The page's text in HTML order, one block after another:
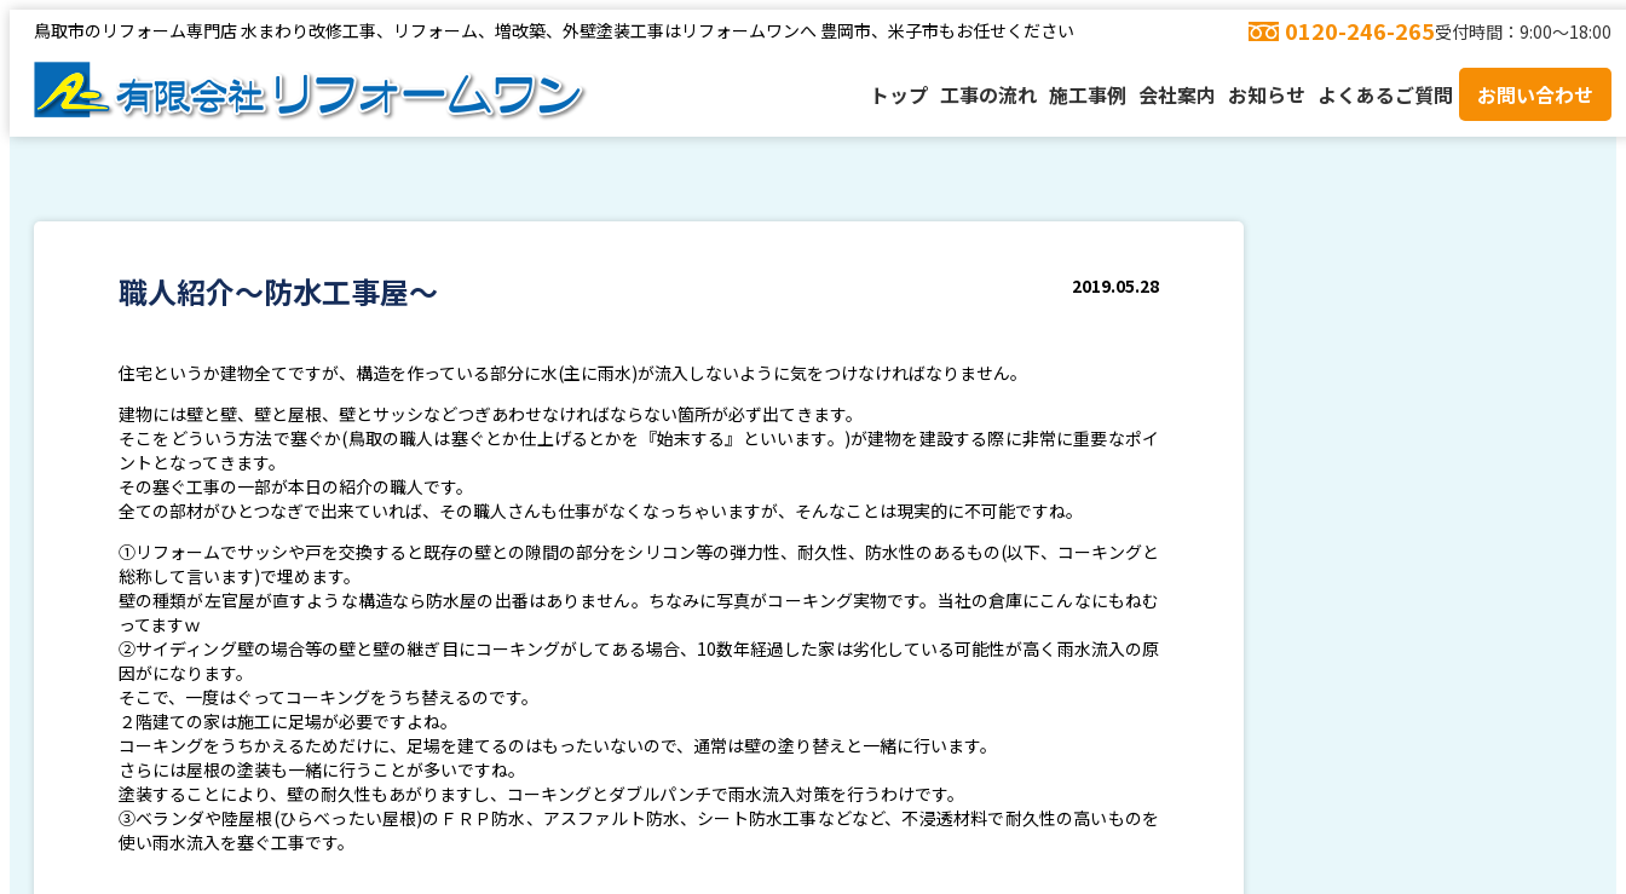
鳥取市のリフォーム専門店 水まわり改修工事、リフォーム、増改築、外壁塗装工事はリフォームワンへ 豊岡市、米子市もお任せください 0120-246-265受付時間：9:00～18:00
トップ 工事の流れ 施工事例 会社案内 お知らせ よくあるご質問 お問い合わせ
職人紹介～防水工事屋～ 2019.05.28
住宅というか建物全てですが、構造を作っている部分に水(主に雨水)が流入しないように気をつけなければなりません。
建物には壁と壁、壁と屋根、壁とサッシなどつぎあわせなければならない箇所が必ず出てきます。
そこをどういう方法で塞ぐか(鳥取の職人は塞ぐとか仕上げるとかを『始末する』といいます。)が建物を建設する際に非常に重要なポイ
ントとなってきます。
その塞ぐ工事の一部が本日の紹介の職人です。
全ての部材がひとつなぎで出来ていれば、その職人さんも仕事がなくなっちゃいますが、そんなことは現実的に不可能ですね。
①リフォームでサッシや戸を交換すると既存の壁との隙間の部分をシリコン等の弾力性、耐久性、防水性のあるもの(以下、コーキングと
総称して言います)で埋めます。
壁の種類が左官屋が直すような構造なら防水屋の出番はありません。ちなみに写真がコーキング実物です。当社の倉庫にこんなにもねむ
ってますｗ
②サイディング壁の場合等の壁と壁の継ぎ目にコーキングがしてある場合、10数年経過した家は劣化している可能性が高く雨水流入の原
因がになります。
そこで、一度はぐってコーキングをうち替えるのです。
２階建ての家は施工に足場が必要ですよね。
コーキングをうちかえるためだけに、足場を建てるのはもったいないので、通常は壁の塗り替えと一緒に行います。
さらには屋根の塗装も一緒に行うことが多いですね。
塗装することにより、壁の耐久性もあがりますし、コーキングとダブルパンチで雨水流入対策を行うわけです。
③ベランダや陸屋根(ひらべったい屋根)のＦＲＰ防水、アスファルト防水、シート防水工事などなど、不浸透材料で耐久性の高いものを
使い雨水流入を塞ぐ工事です。